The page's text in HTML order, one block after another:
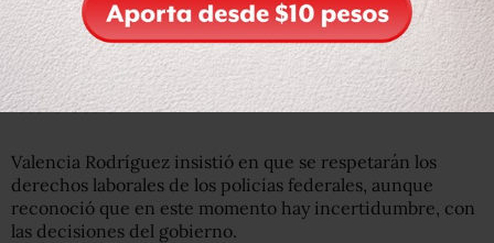
Fuentes de la Policía Fderal confirmaron que el
encargado se refiere principalmente a los elementos que
tienen sobrepeso, aunque también tendrán un plazo de
dos meses para ponerse en forma, y decidir sobre su
futuro laboral.
Valencia Rodríguez insistió en que se respetarán los
derechos laborales de los policías federales, aunque
reconoció que en este momento hay incertidumbre, con
las decisiones del gobierno.